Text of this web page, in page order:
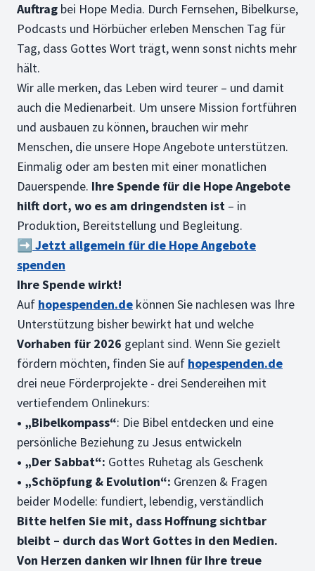
Auftrag bei Hope Media. Durch Fernsehen, Bibelkurse,
Podcasts und Hörbücher erleben Menschen Tag für
Tag, dass Gottes Wort trägt, wenn sonst nichts mehr
hält.
Wir alle merken, das Leben wird teurer – und damit
auch die Medienarbeit. Um unsere Mission fortführen
und ausbauen zu können, brauchen wir mehr
Menschen, die unsere Hope Angebote unterstützen.
Einmalig oder am besten mit einer monatlichen
Dauerspende. Ihre Spende für die Hope Angebote
hilft dort, wo es am dringendsten ist – in
Produktion, Bereitstellung und Begleitung.
➡️ Jetzt allgemein für die Hope Angebote
spenden
Ihre Spende wirkt!
Auf hopespenden.de können Sie nachlesen was Ihre
Unterstützung bisher bewirkt hat und welche
Vorhaben für 2026 geplant sind. Wenn Sie gezielt
fördern möchten, finden Sie auf hopespenden.de
drei neue Förderprojekte - drei Sendereihen mit
vertiefendem Onlinekurs:
• „Bibelkompass“: Die Bibel entdecken und eine
persönliche Beziehung zu Jesus entwickeln
• „Der Sabbat“: Gottes Ruhetag als Geschenk
• „Schöpfung & Evolution“: Grenzen & Fragen
beider Modelle: fundiert, lebendig, verständlich
Bitte helfen Sie mit, dass Hoffnung sichtbar
bleibt – durch das Wort Gottes in den Medien.
Von Herzen danken wir Ihnen für Ihre treue